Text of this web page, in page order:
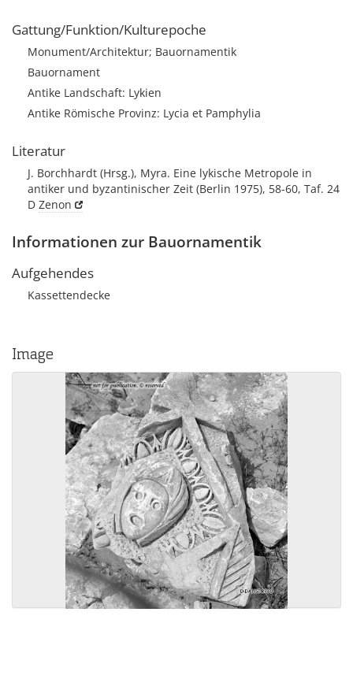
Gattung/Funktion/Kulturepoche
Monument/Architektur; Bauornamentik
Bauornament
Antike Landschaft: Lykien
Antike Römische Provinz: Lycia et Pamphylia
Literatur
J. Borchhardt (Hrsg.), Myra. Eine lykische Metropole in
antiker und byzantinischer Zeit (Berlin 1975), 58-60, Taf. 24
D Zenon
Informationen zur Bauornamentik
Aufgehendes
Kassettendecke
Image